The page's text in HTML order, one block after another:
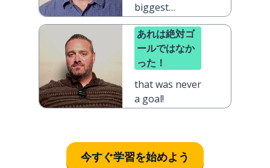
biggest
stadium in
America
あれは絶対ゴ
ールではなか
った！
that was never
a goal!
今すぐ学習を始めよう